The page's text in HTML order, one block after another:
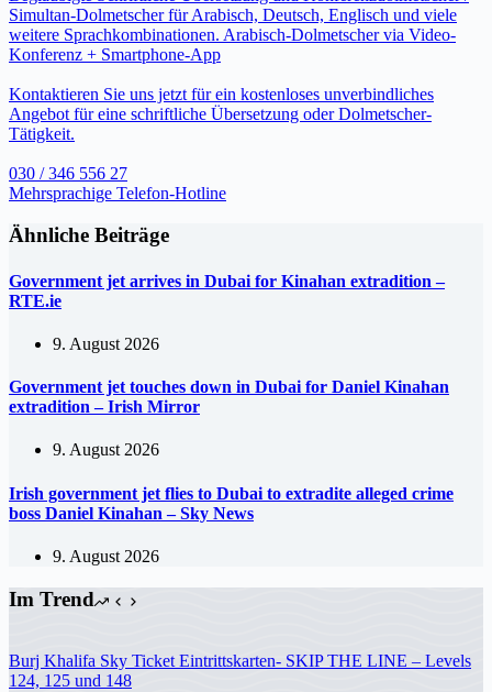
Simultan-Dolmetscher für Arabisch, Deutsch, Englisch und viele
weitere Sprachkombinationen. Arabisch-Dolmetscher via Video-
Konferenz + Smartphone-App
Kontaktieren Sie uns jetzt für ein kostenloses unverbindliches
Angebot für eine schriftliche Übersetzung oder Dolmetscher-
Tätigkeit.
030 / 346 556 27
Mehrsprachige Telefon-Hotline
Ähnliche Beiträge
Government jet arrives in Dubai for Kinahan extradition –
RTE.ie
9. August 2026
Government jet touches down in Dubai for Daniel Kinahan
extradition – Irish Mirror
9. August 2026
Irish government jet flies to Dubai to extradite alleged crime
boss Daniel Kinahan – Sky News
9. August 2026
Im Trend
Burj Khalifa Sky Ticket Eintrittskarten- SKIP THE LINE – Levels
124, 125 und 148